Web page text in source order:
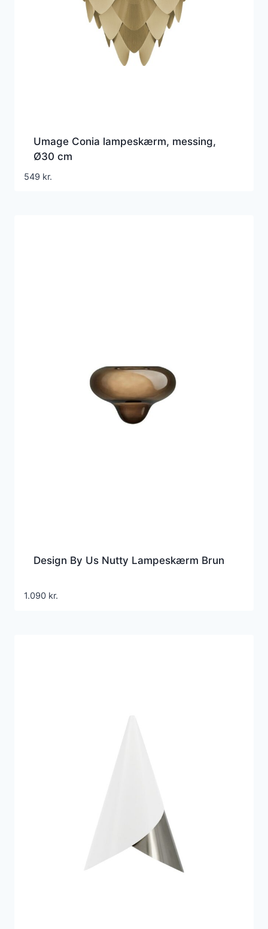
Umage Conia lampeskærm, messing,
Ø30 cm
549 kr.
Design By Us Nutty Lampeskærm Brun
1.090 kr.